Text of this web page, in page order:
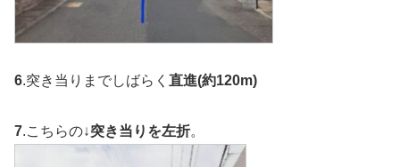
6.突き当りまでしばらく 直進(約120m)
7.こちらの↓突き当りを左折。